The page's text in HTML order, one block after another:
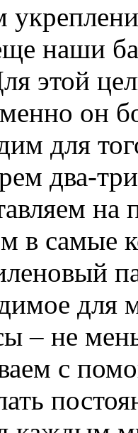
наши
этой
он
для
два-
в самые
для
– не
с